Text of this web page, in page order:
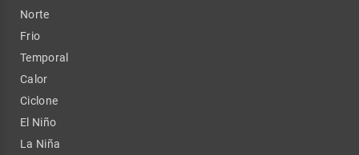
Norte
Frio
Temporal
Calor
Ciclone
El Niño
La Niña